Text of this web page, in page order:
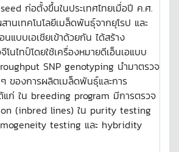
ก่อตั้งขึ้นในประเทศไทยเมื่อปี ค.ศ.
านเทคโนโลยีเมล็ดพันธุ์จากยุโรป และ
แบบเอเชียเข้าด้วยกัน ได้สร้าง
นไทป์โดยใช้เครื่องหมายดีเอ็นเอแบบ
SNP genotyping นำมาตรวจ
ของการผลิตเมล็ดพันธุ์และการ
ก่ ใน breeding program มีการตรวจ
(inbred lines) ใน purity testing
testing และ hybridity